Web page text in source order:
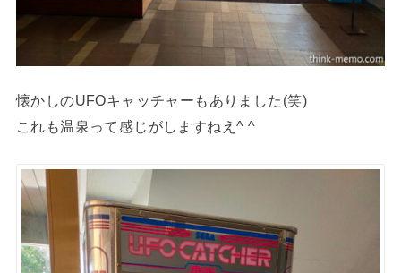
懐かしのUFOキャッチャーもありました(笑)
これも温泉って感じがしますねえ^ ^